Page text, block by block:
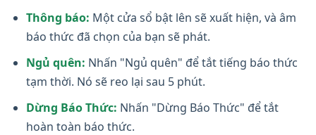
Thông báo: Một cửa sổ bật lên sẽ xuất hiện, và âm
báo thức đã chọn của bạn sẽ phát.
Ngủ quên: Nhấn "Ngủ quên" để tắt tiếng báo thức
tạm thời. Nó sẽ reo lại sau 5 phút.
Dừng Báo Thức: Nhấn "Dừng Báo Thức" để tắt
hoàn toàn báo thức.